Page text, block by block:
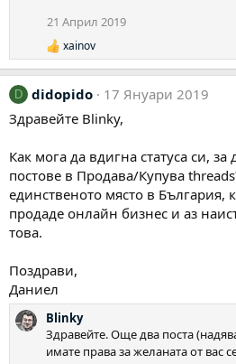
21 Април 2019
Р
е
а
к
и
:
xainov
D didopido
17 Януари 2019
Здравейте Blinky,
Как мога да вдигна статуса си,
постове в Продава/Купува
единственото място в България,
продаде онлайн бизнес и аз
това.
Поздрави,
Даниел
Blinky
Здравейте. Още два поста
имате права за желаната от вас